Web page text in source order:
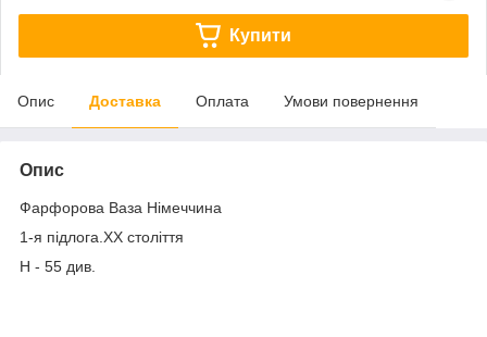
Купити
Опис Доставка Оплата Умови повернення
Опис
Фарфорова Ваза Німеччина
1-я підлога.ХХ століття
Н - 55 див.